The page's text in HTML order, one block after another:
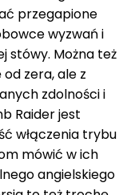
przegapione
wyzwań i
stówy. Można też
zera, ale z
zdolności i
Raider jest
włączenia trybu
mówić w ich
angielskiego